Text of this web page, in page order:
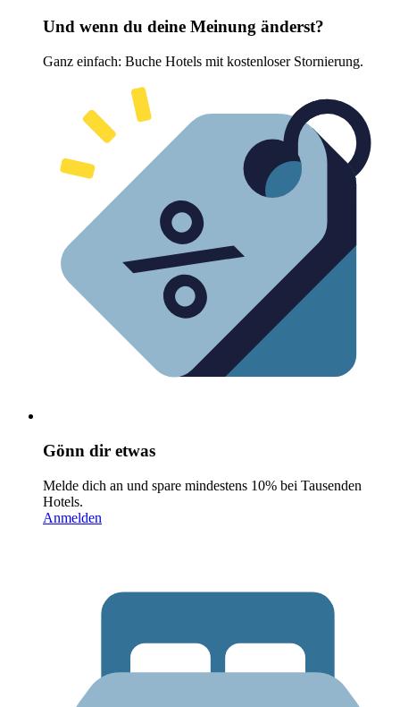
Und wenn du deine Meinung änderst?
Ganz einfach: Buche Hotels mit kostenloser Stornierung.
Gönn dir etwas
Melde dich an und spare mindestens 10% bei Tausenden
Hotels.
Anmelden